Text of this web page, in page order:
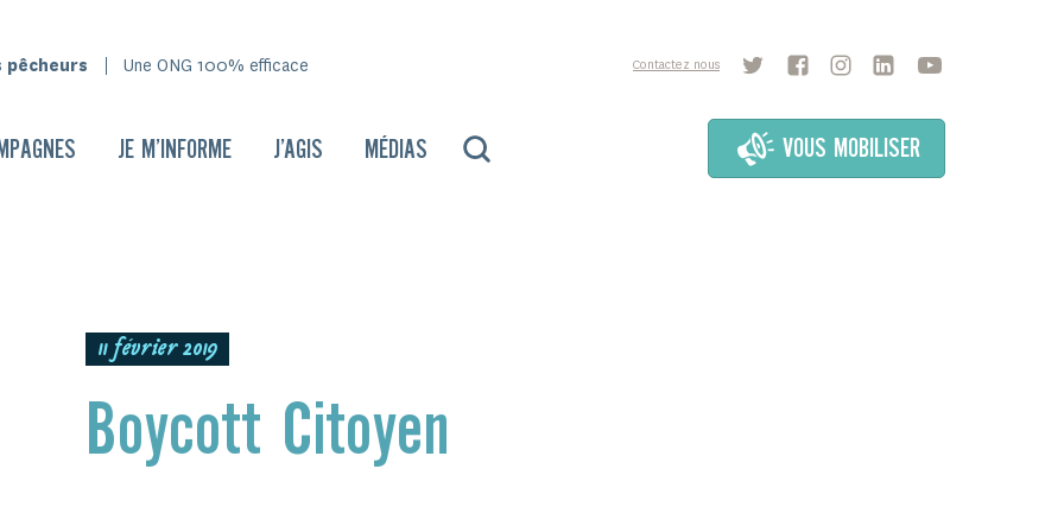
Une ONG 100% efficace Contactez nous
JE M’INFORME J’AGIS MÉDIAS VOUS MOBILISER
11 février 2019
Boycott Citoyen